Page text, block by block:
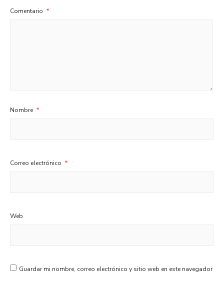
Comentario *
Nombre *
Correo electrónico *
Web
Guardar mi nombre, correo electrónico y sitio web en este navegador